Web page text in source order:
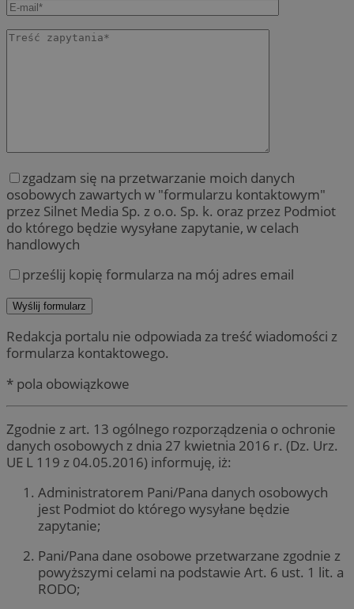
zgadzam się na przetwarzanie moich danych
osobowych zawartych w "formularzu kontaktowym"
przez Silnet Media Sp. z o.o. Sp. k. oraz przez Podmiot
do którego będzie wysyłane zapytanie, w celach
handlowych
prześlij kopię formularza na mój adres email
Redakcja portalu nie odpowiada za treść wiadomości z
formularza kontaktowego.
* pola obowiązkowe
Zgodnie z art. 13 ogólnego rozporządzenia o ochronie
danych osobowych z dnia 27 kwietnia 2016 r. (Dz. Urz.
UE L 119 z 04.05.2016) informuję, iż:
Administratorem Pani/Pana danych osobowych
jest Podmiot do którego wysyłane będzie
zapytanie;
Pani/Pana dane osobowe przetwarzane zgodnie z
powyższymi celami na podstawie Art. 6 ust. 1 lit. a
RODO;